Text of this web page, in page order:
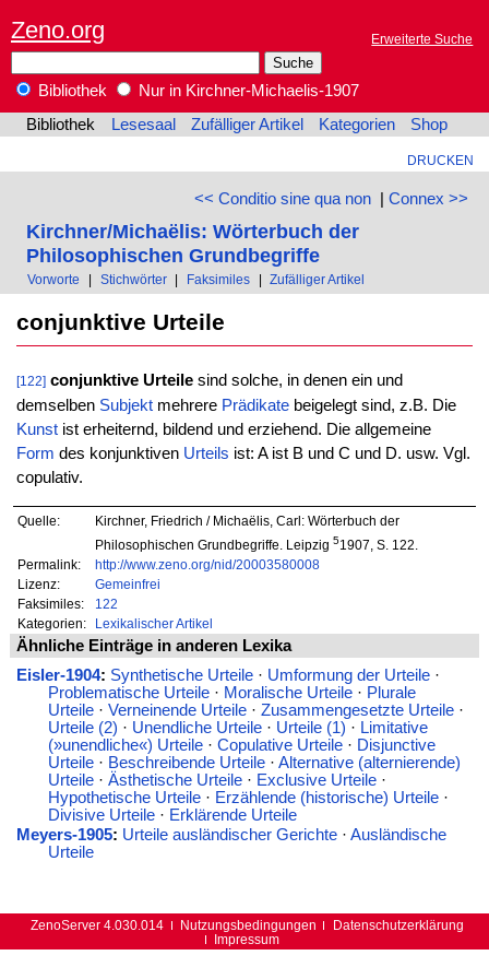
Zeno.org Erweiterte Suche
Bibliothek
Nur in Kirchner-Michaelis-1907
Bibliothek
Lesesaal Zufälliger Artikel Kategorien Shop
DRUCKEN
<< Conditio sine qua non| Connex >>
Kirchner/Michaëlis: Wörterbuch der
Philosophischen Grundbegriffe
Vorworte | Stichwörter | Faksimiles | Zufälliger Artikel
conjunktive Urteile
[122] conjunktive Urteilesind solche, in denen ein und
demselben Subjektmehrere Prädikatebeigelegt sind, z.B. Die
Kunstist erheiternd, bildend und erziehend. Die allgemeine
Form des konjunktiven Urteils ist: A ist B und C und D. usw. Vgl.
copulativ.
Quelle:
Kirchner, Friedrich / Michaëlis, Carl: Wörterbuch der
Philosophischen Grundbegriffe. Leipzig 51907, S. 122.
Permalink:
http://www.zeno.org/nid/20003580008
Lizenz:
Gemeinfrei
Faksimiles:
122
Kategorien:
Lexikalischer Artikel
Ähnliche Einträge in anderen Lexika
Eisler-1904: Synthetische Urteile· Umformung der Urteile·
Problematische Urteile· Moralische Urteile· Plurale
Urteile· Verneinende Urteile· Zusammengesetzte Urteile·
Urteile (2) · Unendliche Urteile· Urteile (1) · Limitative
(»unendliche«) Urteile· Copulative Urteile· Disjunctive
Urteile· Beschreibende Urteile· Alternative (alternierende)
Urteile· Ästhetische Urteile· Exclusive Urteile·
Hypothetische Urteile· Erzählende (historische) Urteile·
Divisive Urteile· Erklärende Urteile
Meyers-1905: Urteile ausländischer Gerichte· Ausländische
Urteile
ZenoServer 4.030.014 Nutzungsbedingungen
Datenschutzerklärung
Impressum